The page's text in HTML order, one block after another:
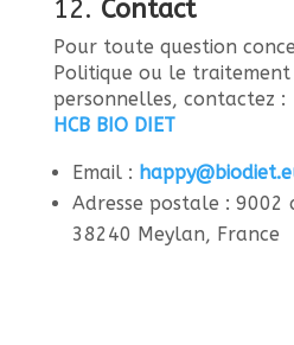
12. Contact
Pour toute question
Politique ou le traitement
personnelles, contactez :
HCB BIO DIET
Email : happy@biodiet
Adresse postale : 9002
38240 Meylan, France